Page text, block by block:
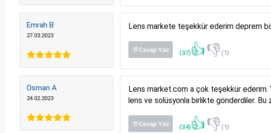
Emrah B
27.03.2023
Lens markete teşekkür ederim deprem
💬Cevap Yaz (37)👍👎 (1)
Osman A
24.02.2023
Lens market.com a çok teşekkür ederim.
lens ve solüsyonla birlikte gönderdiler.
💬Cevap Yaz (34)👍👎 (1)